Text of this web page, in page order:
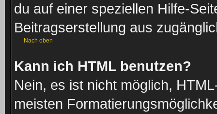
du auf einer speziellen Hilfe-
Beitragserstellung aus
Nach oben
Kann ich HTML benutzen?
Nein, es ist nicht möglich,
meisten